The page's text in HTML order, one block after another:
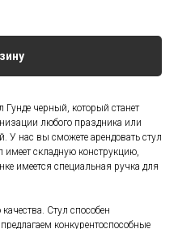
черный, который станет
любого праздника или
У нас вы сможете арендовать стул
имеет складную конструкцию,
имеется специальная ручка для
Стул способен
конкурентоспособные